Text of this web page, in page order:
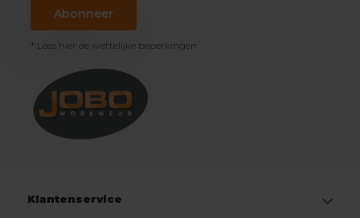
Abonneer
* Lees hier de wettelijke beperkingen
Klantenservice